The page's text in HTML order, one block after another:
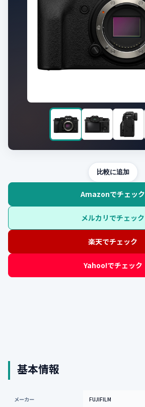
比較に追加
Amazonでチェック
メルカリでチェック
楽天でチェック
Yahoo!でチェック
基本情報
メーカー FUJIFILM